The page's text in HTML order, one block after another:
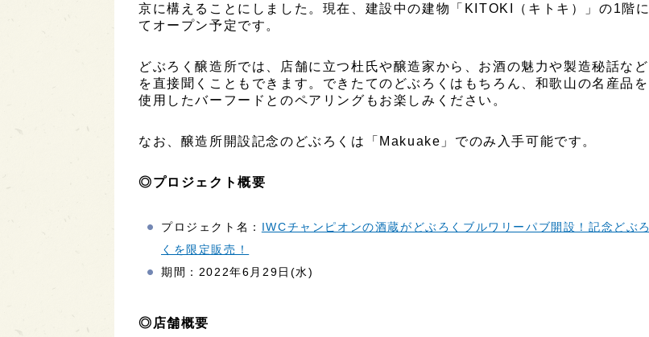
京に構えることにしました。現在、建設中の建物「KITOKI（キトキ）」の1階に
てオープン予定です。
どぶろく醸造所では、店舗に立つ杜氏や醸造家から、お酒の魅力や製造秘話など
を直接聞くこともできます。できたてのどぶろくはもちろん、和歌山の名産品を
使用したバーフードとのペアリングもお楽しみください。
なお、醸造所開設記念のどぶろくは「Makuake」でのみ入手可能です。
◎プロジェクト概要
プロジェクト名： IWCチャンピオンの酒蔵がどぶろくブルワリーパブ開設！記念どぶろ
くを限定販売！
期間：2022年6月29日(水)
◎店舗概要